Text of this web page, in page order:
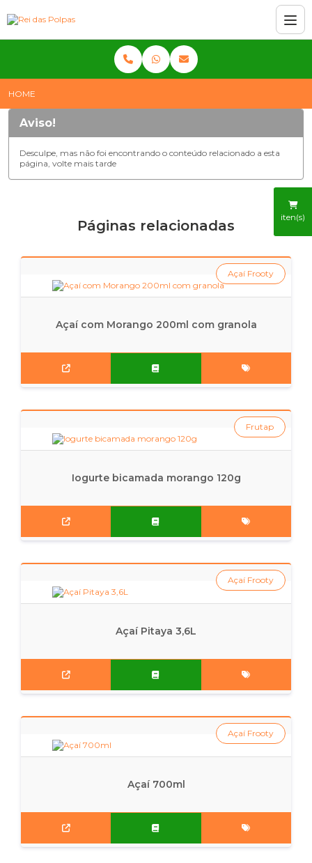
iten(s)
HOME
Aviso!
Desculpe, mas não foi encontrando o conteúdo relacionado a esta
página, volte mais tarde
Páginas relacionadas
Açaí com Morango 200ml com granola
Açaí Frooty
Iogurte bicamada morango 120g
Frutap
Açaí Pitaya 3,6L
Açaí Frooty
Açaí 700ml
Açaí Frooty